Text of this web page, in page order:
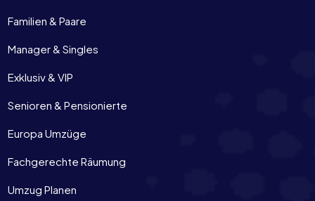
Familien & Paare
Manager & Singles
Exklusiv & VIP
Senioren & Pensionierte
Europa Umzüge
Fachgerechte Räumung
Umzug Planen